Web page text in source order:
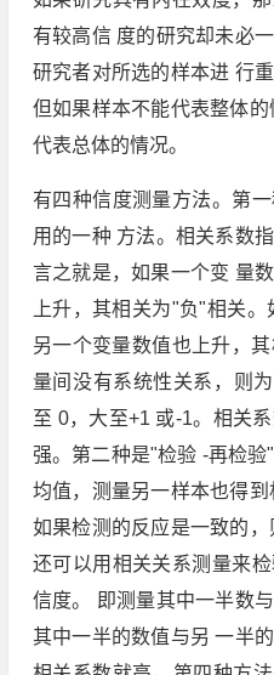
有较高信 度的研究却未必
研究者对所选的样本进 行
但如果样本不能代表整体
代表总体的情况。
有四种信度测量方法。第
用的一种 方法。相关系数
言之就是，如果一个变 量
上升，其相关为"负"相关
另一个变量数值也上升，
量间没有系统性关系，则
至 0，大至+1 或-1。相关
强。第二种是"检验 -再检
均值，测量另一样本也得到
如果检测的反应是一致的，
还可以用相关关系测量来
信度。 即测量其中一半数
其中一半的数值与另 一半